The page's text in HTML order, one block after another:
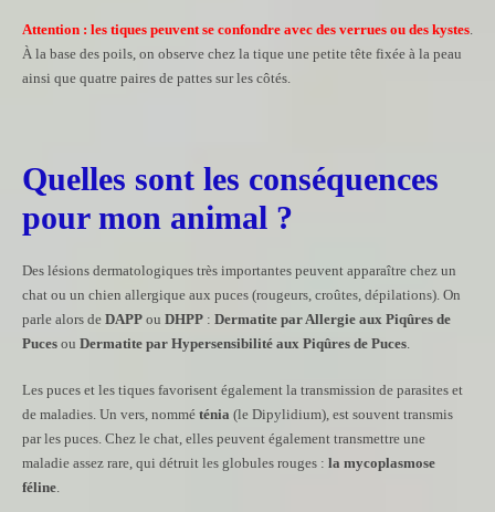
Attention : les tiques peuvent se confondre avec des verrues ou des kystes.
À la base des poils, on observe chez la tique une petite tête fixée à la peau
ainsi que quatre paires de pattes sur les côtés.
Quelles sont les conséquences
pour mon animal ?
Des lésions dermatologiques très importantes peuvent apparaître chez un
chat ou un chien allergique aux puces (rougeurs, croûtes, dépilations). On
parle alors de DAPP ou DHPP : Dermatite par Allergie aux Piqûres de
Puces ou Dermatite par Hypersensibilité aux Piqûres de Puces.
Les puces et les tiques favorisent également la transmission de parasites et
de maladies. Un vers, nommé ténia (le Dipylidium), est souvent transmis
par les puces. Chez le chat, elles peuvent également transmettre une
maladie assez rare, qui détruit les globules rouges : la mycoplasmose
féline.